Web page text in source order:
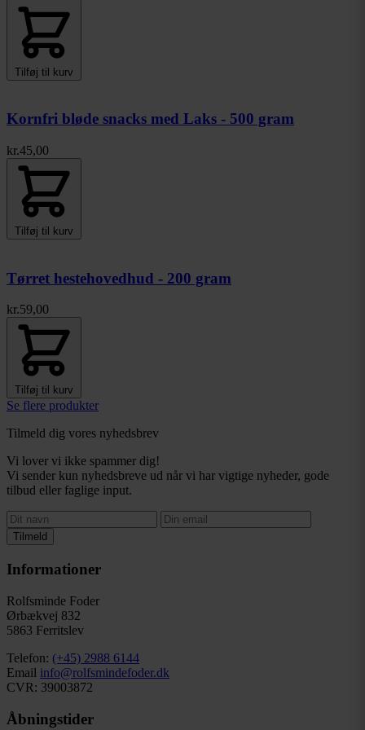
Tilføj til kurv
Kornfri bløde snacks med Laks - 500 gram
Pris:
kr.45,00
Tilføj til kurv
Tørret hestehovedhud - 200 gram
Pris:
kr.59,00
Tilføj til kurv
Se flere produkter
Tilmeld dig vores nyhedsbrev
Vi lover vi ikke spammer dig!
Vi sender kun nyhedsbreve ud når vi har vigtige nyheder, gode
tilbud eller faglige input.
Tilmeld
Informationer
Rolfsminde Foder
Ørbækvej 832
5863 Ferritslev
Telefon: (+45) 2988 6144
Email info@rolfsmindefoder.dk
CVR: 39003872
Åbningstider